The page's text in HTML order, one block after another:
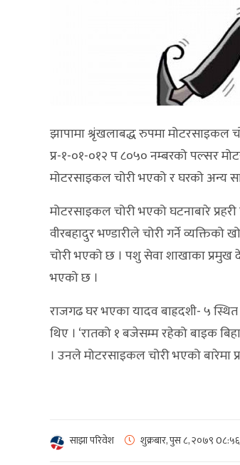
झापामा श्रृंखलाबद्ध रुपमा मोटरसाइकल
प्र-१-०१-०१२ प ८०५० नम्बरको पल्सर
मोटरसाइकल चोरी भएको र घरको अन्य
मोटरसाइकल चोरी भएको घटनाबारे
वीरबहादुर भण्डारीले चोरी गर्ने
चोरी भएको छ । पशु सेवा शाखाका प्रमुख
भएको छ ।
राजगढ घर भएका यादव बाह्रदशी- ५
थिए । ‘रातको १ बजेसम्म रहेको बाइक
। उनले मोटरसाइकल चोरी भएको बारेमा
साझा परिवेश शुक्रबार, पुस ८, २०७९0८:५६